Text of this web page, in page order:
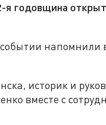
годовщина
напомнили
историк и
вместе с